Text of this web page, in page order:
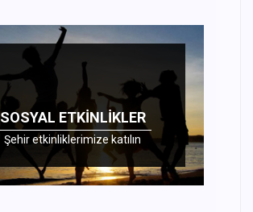
SOSYAL ETKINLIKLER
Şehir etkinliklerimize katılın